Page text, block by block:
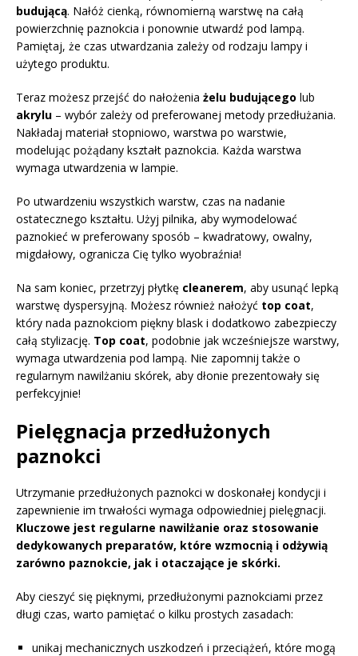
budującą. Nałóż cienką, równomierną warstwę na całą
powierzchnię paznokcia i ponownie utwardź pod lampą.
Pamiętaj, że czas utwardzania zależy od rodzaju lampy i
użytego produktu.
Teraz możesz przejść do nałożenia żelu budującego lub
akrylu – wybór zależy od preferowanej metody przedłużania.
Nakładaj materiał stopniowo, warstwa po warstwie,
modelując pożądany kształt paznokcia. Każda warstwa
wymaga utwardzenia w lampie.
Po utwardzeniu wszystkich warstw, czas na nadanie
ostatecznego kształtu. Użyj pilnika, aby wymodelować
paznokieć w preferowany sposób – kwadratowy, owalny,
migdałowy, ogranicza Cię tylko wyobraźnia!
Na sam koniec, przetrzyj płytkę cleanerem, aby usunąć lepką
warstwę dyspersyjną. Możesz również nałożyć top coat,
który nada paznokciom piękny blask i dodatkowo zabezpieczy
całą stylizację. Top coat, podobnie jak wcześniejsze warstwy,
wymaga utwardzenia pod lampą. Nie zapomnij także o
regularnym nawilżaniu skórek, aby dłonie prezentowały się
perfekcyjnie!
Pielęgnacja przedłużonych
paznokci
Utrzymanie przedłużonych paznokci w doskonałej kondycji i
zapewnienie im trwałości wymaga odpowiedniej pielęgnacji.
Kluczowe jest regularne nawilżanie oraz stosowanie
dedykowanych preparatów, które wzmocnią i odżywią
zarówno paznokcie, jak i otaczające je skórki.
Aby cieszyć się pięknymi, przedłużonymi paznokciami przez
długi czas, warto pamiętać o kilku prostych zasadach:
unikaj mechanicznych uszkodzeń i przeciążeń, które mogą